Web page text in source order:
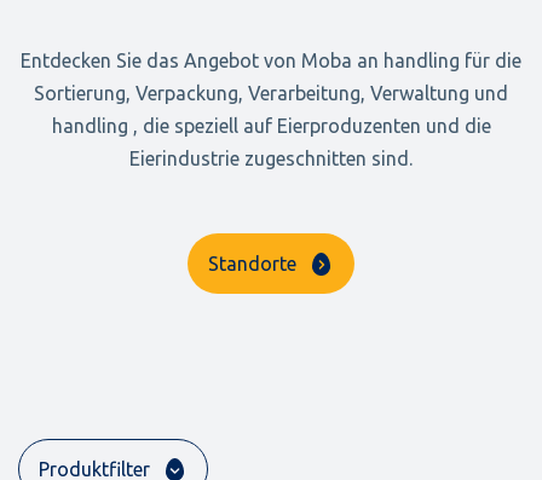
Entdecken Sie das Angebot von Moba an handling für die
Sortierung, Verpackung, Verarbeitung, Verwaltung und
handling , die speziell auf Eierproduzenten und die
Eierindustrie zugeschnitten sind.
Standorte
Produktfilter